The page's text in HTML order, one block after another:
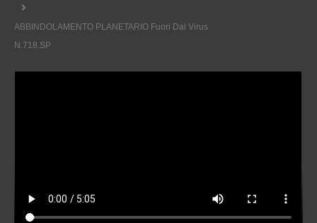
ABBINDOLAMENTO PLANETARIO Fuori Dal Virus
N.718.SP